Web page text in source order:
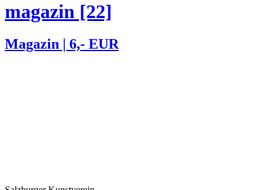
magazin [22]
Magazin | 6,- EUR